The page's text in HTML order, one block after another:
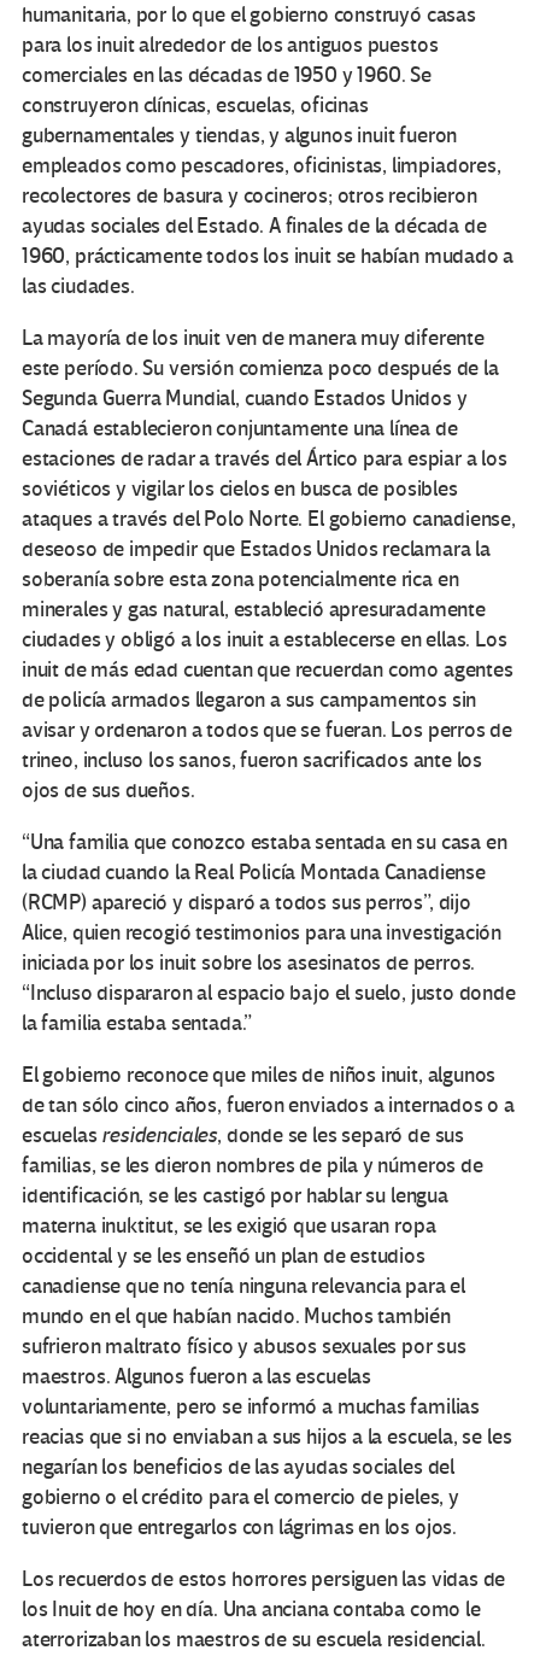
humanitaria, por lo que el gobierno construyó casas
para los inuit alrededor de los antiguos puestos
comerciales en las décadas de 1950 y 1960. Se
construyeron clínicas, escuelas, oficinas
gubernamentales y tiendas, y algunos inuit fueron
empleados como pescadores, oficinistas, limpiadores,
recolectores de basura y cocineros; otros recibieron
ayudas sociales del Estado. A finales de la década de
1960, prácticamente todos los inuit se habían mudado a
las ciudades.
La mayoría de los inuit ven de manera muy diferente
este período. Su versión comienza poco después de la
Segunda Guerra Mundial, cuando Estados Unidos y
Canadá establecieron conjuntamente una línea de
estaciones de radar a través del Ártico para espiar a los
soviéticos y vigilar los cielos en busca de posibles
ataques a través del Polo Norte. El gobierno canadiense,
deseoso de impedir que Estados Unidos reclamara la
soberanía sobre esta zona potencialmente rica en
minerales y gas natural, estableció apresuradamente
ciudades y obligó a los inuit a establecerse en ellas. Los
inuit de más edad cuentan que recuerdan como agentes
de policía armados llegaron a sus campamentos sin
avisar y ordenaron a todos que se fueran. Los perros de
trineo, incluso los sanos, fueron sacrificados ante los
ojos de sus dueños.
“Una familia que conozco estaba sentada en su casa en
la ciudad cuando la Real Policía Montada Canadiense
(RCMP) apareció y disparó a todos sus perros”, dijo
Alice, quien recogió testimonios para una investigación
iniciada por los inuit sobre los asesinatos de perros.
“Incluso dispararon al espacio bajo el suelo, justo donde
la familia estaba sentada.”
El gobierno reconoce que miles de niños inuit, algunos
de tan sólo cinco años, fueron enviados a internados o a
escuelas residenciales, donde se les separó de sus
familias, se les dieron nombres de pila y números de
identificación, se les castigó por hablar su lengua
materna inuktitut, se les exigió que usaran ropa
occidental y se les enseñó un plan de estudios
canadiense que no tenía ninguna relevancia para el
mundo en el que habían nacido. Muchos también
sufrieron maltrato físico y abusos sexuales por sus
maestros. Algunos fueron a las escuelas
voluntariamente, pero se informó a muchas familias
reacias que si no enviaban a sus hijos a la escuela, se les
negarían los beneficios de las ayudas sociales del
gobierno o el crédito para el comercio de pieles, y
tuvieron que entregarlos con lágrimas en los ojos.
Los recuerdos de estos horrores persiguen las vidas de
los Inuit de hoy en día. Una anciana contaba como le
aterrorizaban los maestros de su escuela residencial.